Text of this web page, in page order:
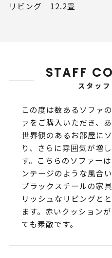
リビング 12.2畳
STAFF
スタッ
この度は数あるソファ
ァをご購入いただき、
世界観のあるお部屋に
り、さらに雰囲気が増
す。こちらのソファー
ンテージのような風合
ブラックスチールの家
リッシュなリビングと
ます。赤いクッション
ても素敵です。